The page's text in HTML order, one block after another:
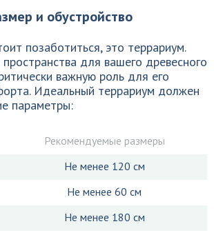
и обустройство
позаботиться, это террариум.
для вашего древесного
важную роль для его
Идеальный террариум должен
параметры:
Рекомендуемые размеры
Не менее 120 см
Не менее 60 см
Не менее 180 см